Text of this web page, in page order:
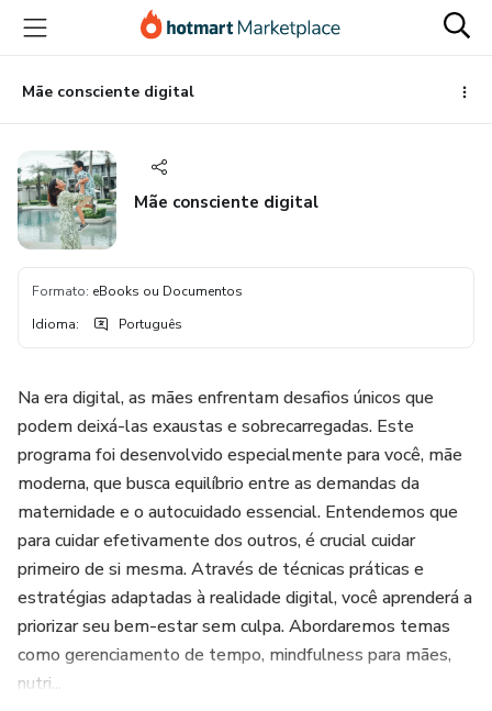
para
conteúdo
principal
para
pagamento
para
rodapé
Mãe consciente digital
Mãe consciente digital
Formato: eBooks ou Documentos
Idioma: Português
Na era digital, as mães enfrentam desafios únicos que
podem deixá-las exaustas e sobrecarregadas. Este
programa foi desenvolvido especialmente para você, mãe
moderna, que busca equilíbrio entre as demandas da
maternidade e o autocuidado essencial. Entendemos que
para cuidar efetivamente dos outros, é crucial cuidar
primeiro de si mesma. Através de técnicas práticas e
estratégias adaptadas à realidade digital, você aprenderá a
priorizar seu bem-estar sem culpa. Abordaremos temas
como gerenciamento de tempo, mindfulness para mães,
nutri...